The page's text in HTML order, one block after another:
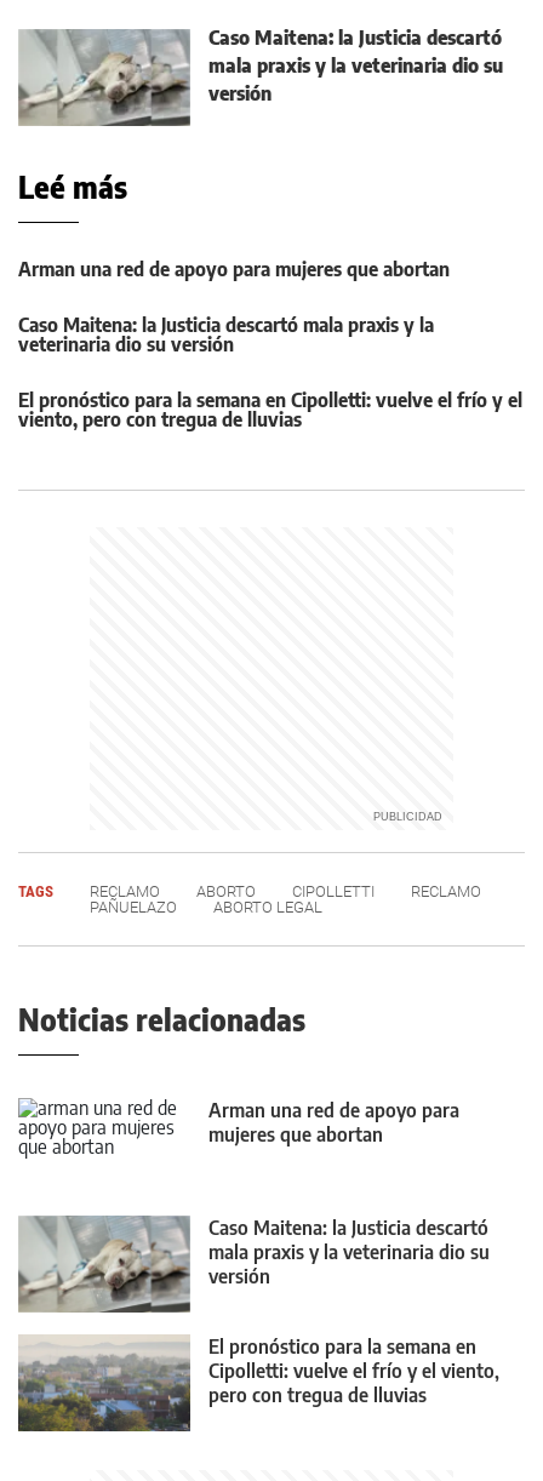
Caso Maitena: la Justicia descartó
mala praxis y la veterinaria dio su
versión
Leé más
Arman una red de apoyo para mujeres que abortan
Caso Maitena: la Justicia descartó mala praxis y la
veterinaria dio su versión
El pronóstico para la semana en Cipolletti: vuelve el frío y el
viento, pero con tregua de lluvias
TAGS RECLAMO ABORTO CIPOLLETTI
RECLAMO
PAÑUELAZO
ABORTO LEGAL
Noticias relacionadas
Arman una red de apoyo para
mujeres que abortan
Caso Maitena: la Justicia descartó
mala praxis y la veterinaria dio su
versión
El pronóstico para la semana en
Cipolletti: vuelve el frío y el viento,
pero con tregua de lluvias